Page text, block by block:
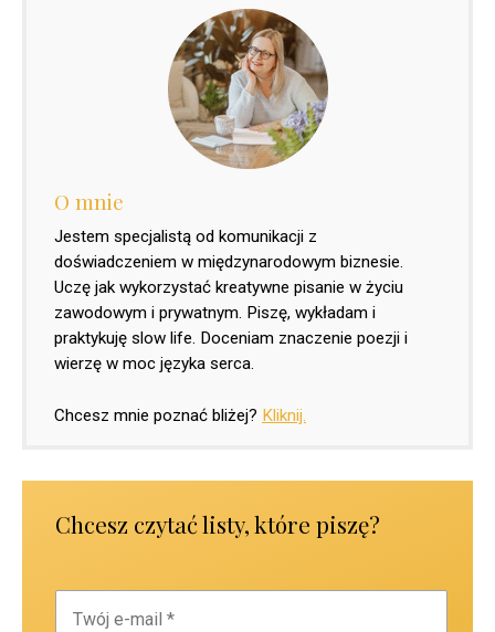
O mnie
Jestem specjalistą od komunikacji z
doświadczeniem w międzynarodowym biznesie.
Uczę jak wykorzystać kreatywne pisanie w życiu
zawodowym i prywatnym. Piszę, wykładam i
praktykuję slow life. Doceniam znaczenie poezji i
wierzę w moc języka serca.
Chcesz mnie poznać bliżej? Kliknij.
Chcesz czytać listy, które piszę?